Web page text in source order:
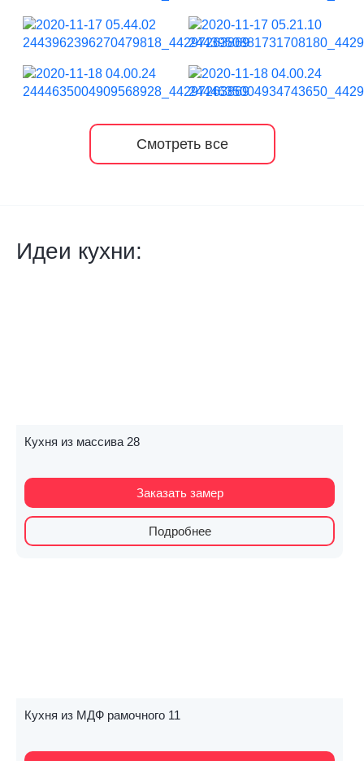
Смотреть все
Идеи кухни:
Кухня из массива 28
Заказать замер
Подробнее
Кухня из МДФ рамочного 11